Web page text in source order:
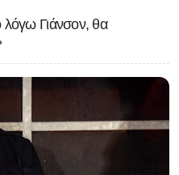
Γιάνσον, θα